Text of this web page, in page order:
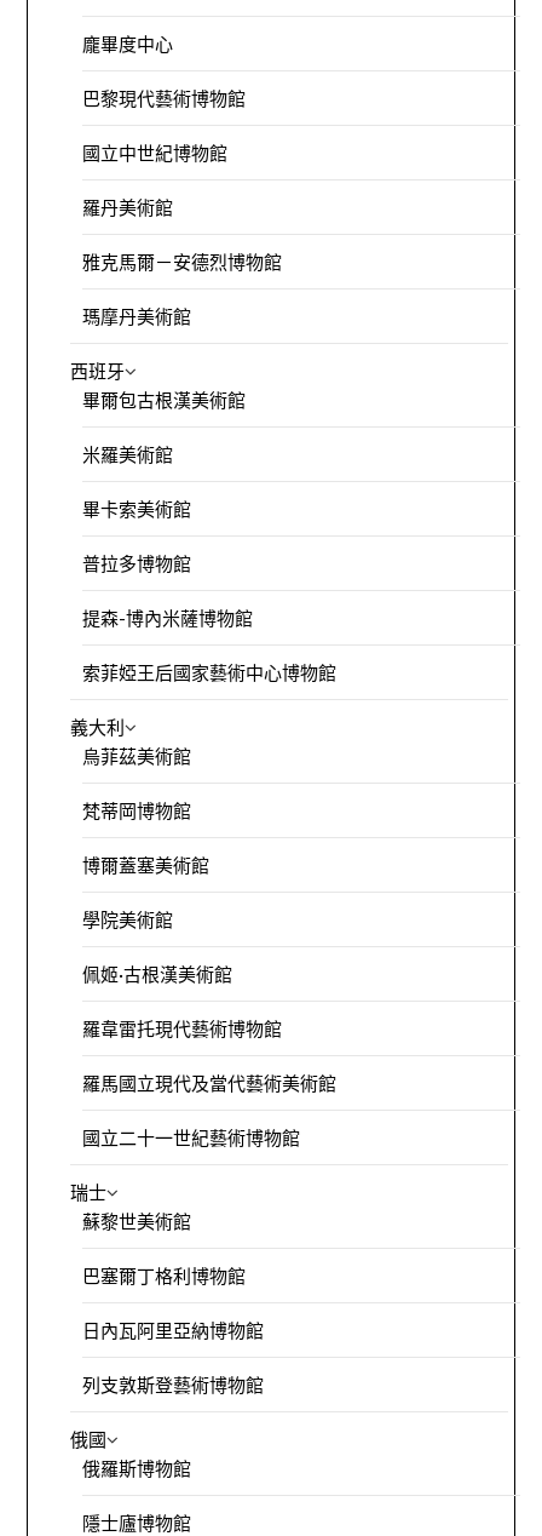
龐畢度中心
巴黎現代藝術博物館
國立中世紀博物館
羅丹美術館
雅克馬爾－安德烈博物館
瑪摩丹美術館
西班牙
畢爾包古根漢美術館
米羅美術館
畢卡索美術館
普拉多博物館
提森-博內米薩博物館
索菲婭王后國家藝術中心博物館
義大利
烏菲茲美術館
梵蒂岡博物館
博爾蓋塞美術館
學院美術館
佩姬·古根漢美術館
羅韋雷托現代藝術博物館
羅馬國立現代及當代藝術美術館
國立二十一世紀藝術博物館
瑞士
蘇黎世美術館
巴塞爾丁格利博物館
日內瓦阿里亞納博物館
列支敦斯登藝術博物館
俄國
俄羅斯博物館
隱士廬博物館